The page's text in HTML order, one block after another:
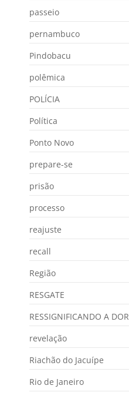
passeio
pernambuco
Pindobacu
polêmica
POLÍCIA
Política
Ponto Novo
prepare-se
prisão
processo
reajuste
recall
Região
RESGATE
RESSIGNIFICANDO A DOR
revelação
Riachão do Jacuípe
Rio de Janeiro